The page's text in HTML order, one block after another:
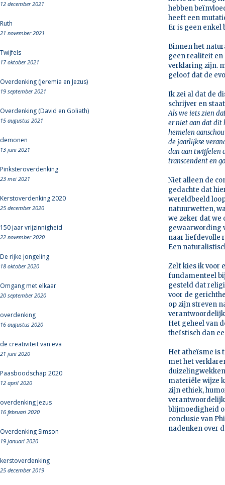
12 december 2021
Ruth
21 november 2021
Twijfels
17 oktober 2021
Overdenking (Jeremia en Jezus)
19 september 2021
Overdenking (David en Goliath)
15 augustus 2021
demonen
13 juni 2021
Pinksteroverdenking
23 mei 2021
Kerstoverdenking 2020
25 december 2020
150 jaar vrijzinnigheid
22 november 2020
De rijke jongeling
18 oktober 2020
Omgang met elkaar
20 september 2020
overdenking
16 augustus 2020
de creativiteit van eva
21 juni 2020
Paasboodschap 2020
12 april 2020
overdenking Jezus
16 februari 2020
Overdenking Simson
19 januari 2020
kerstoverdenking
25 december 2019
hebben
heeft een
Er is geen
Binnen het
geen realiteit en
verklaring zijn.
geloof dat de
Ik zei al dat de
schrijver en
Als we iets zien
er niet aan dat dit
hemelen
de jaarlijkse
dan aan twijfelen
transcendent en
Niet alleen de
gedachte dat
wereldbeeld
natuurwetten,
we zeker dat we
gewaarwording
naar liefdevolle
Een
Zelf kies ik voor
fundamenteel
gesteld dat
voor de
op zijn streven
Het geheel van
theïstisch dan
Het atheïsme is
met het
materiële wijze
zijn ethiek,
blijmoedigheid
conclusie van
nadenken over